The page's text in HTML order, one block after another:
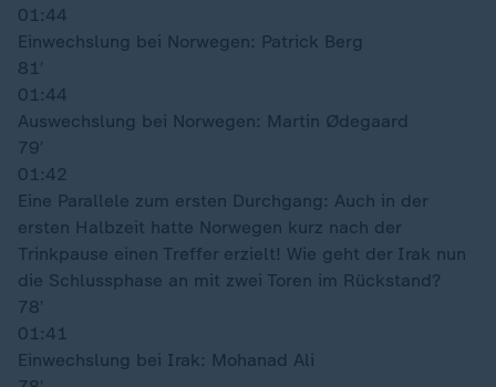
01:44
Einwechslung bei Norwegen: Patrick Berg
81′
01:44
Auswechslung bei Norwegen: Martin Ødegaard
79′
01:42
Eine Parallele zum ersten Durchgang: Auch in der
ersten Halbzeit hatte Norwegen kurz nach der
Trinkpause einen Treffer erzielt! Wie geht der Irak nun
die Schlussphase an mit zwei Toren im Rückstand?
78′
01:41
Einwechslung bei Irak: Mohanad Ali